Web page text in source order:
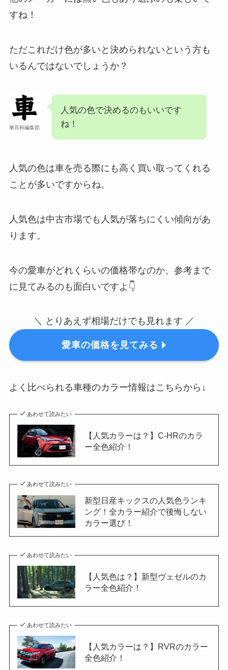
すね！
ただこれだけ色が多いと決められないという方も
いるんではないでしょうか？
車百科編集部
人気の色で決めるのもいいです
ね！
人気の色は車を売る際にも高く買い取ってくれる
ことが多いですからね。
人気色は中古市場でも人気が落ちにくい傾向があ
ります。
今の愛車がどれくらいの価格帯なのか、参考まで
に見てみるのも面白いですよ👇
＼ とりあえず相場だけでも見れます ／
愛車の価格を見てみる
よく比べられる車種のカラー情報はこちらから↓
あわせて読みたい
【人気カラーは？】C-HRのカラ
ー全色紹介！
あわせて読みたい
新型日産キックスの人気色ランキ
ング！全カラー紹介で後悔しない
カラー選び！
あわせて読みたい
【人気色は？】新型ヴェゼルのカ
ラー全色紹介！
あわせて読みたい
【人気カラーは？】RVRのカラー
全色紹介！